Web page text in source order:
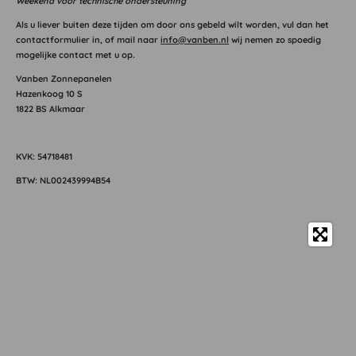
Als u liever buiten deze tijden om door ons gebeld wilt worden, vul dan het
contactformulier in, of mail naar info@vanben.nl wij nemen zo spoedig
mogelijke contact met u op.
Vanben Zonnepanelen
Hazenkoog 10 S
1822 BS Alkmaar
KVK: 54718481
BTW: NL002439994B54